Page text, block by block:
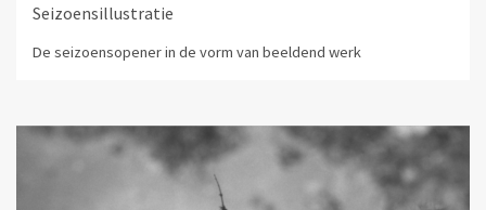
Seizoensillustratie
De seizoensopener in de vorm van beeldend werk